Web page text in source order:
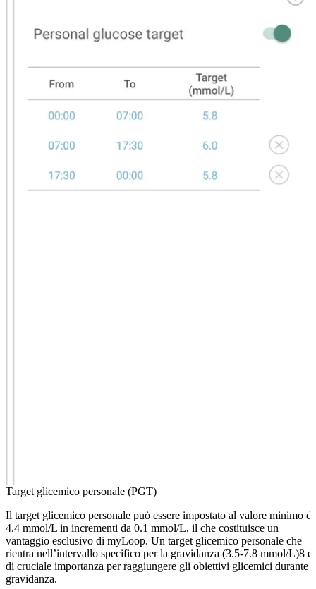
Target glicemico personale (PGT)
Il target glicemico personale può essere impostato al valore minimo di
4.4 mmol/L in incrementi da 0.1 mmol/L, il che costituisce un
vantaggio esclusivo di myLoop. Un target glicemico personale che
rientra nell’intervallo specifico per la gravidanza (3.5-7.8 mmol/L)8 è
di cruciale importanza per raggiungere gli obiettivi glicemici durante
gravidanza.